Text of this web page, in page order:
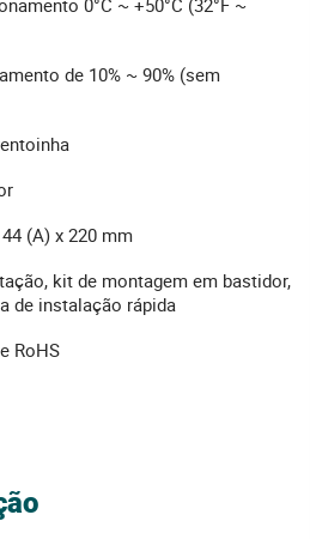
de 10% ~ 90% (sem
(A) x 220 mm
kit de montagem em bastidor,
de instalação rápida
RoHS